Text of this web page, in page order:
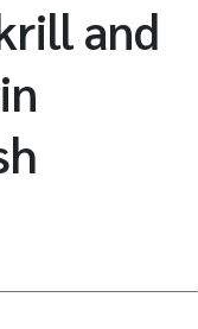
and